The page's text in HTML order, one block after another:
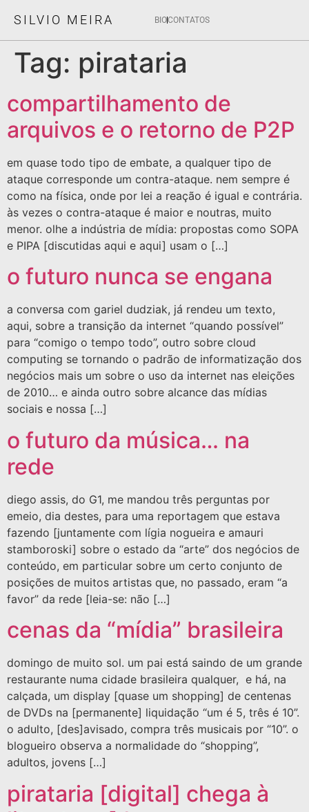
SILVIO MEIRA BIOCONTATOS
Tag: pirataria
compartilhamento de
arquivos e o retorno de P2P
em quase todo tipo de embate, a qualquer tipo de
ataque corresponde um contra-ataque. nem sempre é
como na física, onde por lei a reação é igual e contrária.
às vezes o contra-ataque é maior e noutras, muito
menor. olhe a indústria de mídia: propostas como SOPA
e PIPA [discutidas aqui e aqui] usam o […]
o futuro nunca se engana
a conversa com gariel dudziak, já rendeu um texto,
aqui, sobre a transição da internet “quando possível”
para “comigo o tempo todo”, outro sobre cloud
computing se tornando o padrão de informatização dos
negócios mais um sobre o uso da internet nas eleições
de 2010… e ainda outro sobre alcance das mídias
sociais e nossa […]
o futuro da música… na
rede
diego assis, do G1, me mandou três perguntas por
emeio, dia destes, para uma reportagem que estava
fazendo [juntamente com lígia nogueira e amauri
stamboroski] sobre o estado da “arte” dos negócios de
conteúdo, em particular sobre um certo conjunto de
posições de muitos artistas que, no passado, eram “a
favor” da rede [leia-se: não […]
cenas da “mídia” brasileira
domingo de muito sol. um pai está saindo de um grande
restaurante numa cidade brasileira qualquer, e há, na
calçada, um display [quase um shopping] de centenas
de DVDs na [permanente] liquidação “um é 5, três é 10”.
o adulto, [des]avisado, compra três musicais por “10”. o
blogueiro observa a normalidade do “shopping”,
adultos, jovens […]
pirataria [digital] chega à